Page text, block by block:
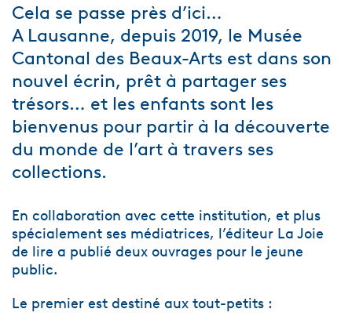
Cela se passe près d’ici…
A Lausanne, depuis 2019, le Musée
Cantonal des Beaux-Arts est dans son
nouvel écrin, prêt à partager ses
trésors… et les enfants sont les
bienvenus pour partir à la découverte
du monde de l’art à travers ses
collections.
En collaboration avec cette institution, et plus
spécialement ses médiatrices, l’éditeur La Joie
de lire a publié deux ouvrages pour le jeune
public.
Le premier est destiné aux tout-petits :